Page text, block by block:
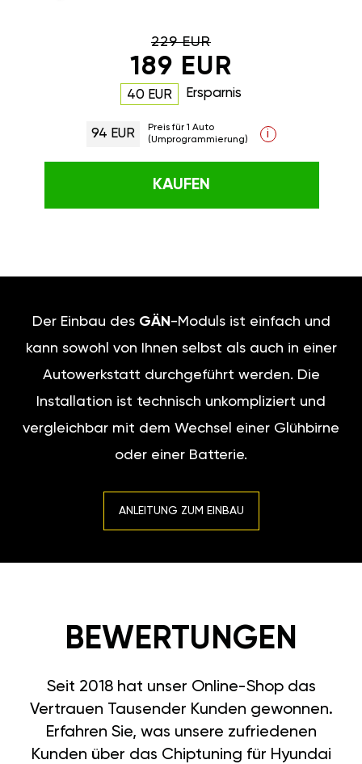
229 EUR
189 EUR
40 EUR Ersparnis
94 EUR
Preis für 1 Auto
(Umprogrammierung)
i
KAUFEN
Der Einbau des GÄN -Moduls ist einfach und
kann sowohl von Ihnen selbst als auch in einer
Autowerkstatt durchgeführt werden. Die
Installation ist technisch unkompliziert und
vergleichbar mit dem Wechsel einer Glühbirne
oder einer Batterie.
ANLEITUNG ZUM EINBAU
BEWERTUNGEN
Seit 2018 hat unser Online-Shop das
Vertrauen Tausender Kunden gewonnen.
Erfahren Sie, was unsere zufriedenen
Kunden über das Chiptuning für Hyundai